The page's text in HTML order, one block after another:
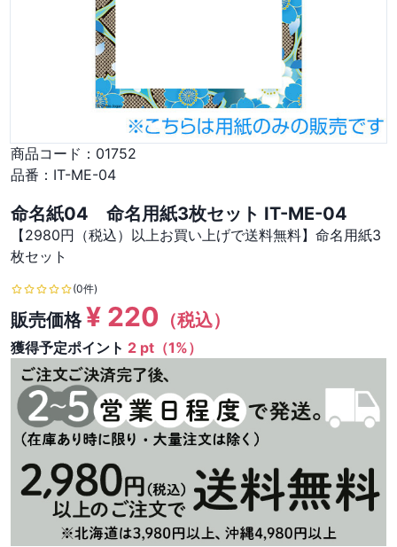
商品コード： 01752
品番： IT-ME-04
命名紙04 命名用紙3枚セット IT-ME-04
【2980円（税込）以上お買い上げで送料無料】命名用紙3
枚セット
(0件)
販売価格¥ 220 （税込）
獲得予定ポイント 2 pt（1%）